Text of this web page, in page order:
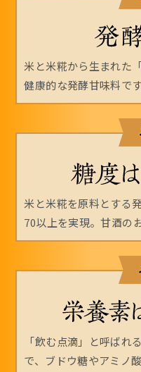
米と米糀から生まれた
健康的な発酵甘味料です
米と米糀を原料とする
70以上を実現。甘酒の
「飲む点滴」と呼ばれ
で、ブドウ糖やアミノ